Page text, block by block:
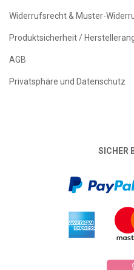
Widerrufsrecht & Muster-
Produktsicherheit /
AGB
Privatsphäre und Datenschutz
SICHER